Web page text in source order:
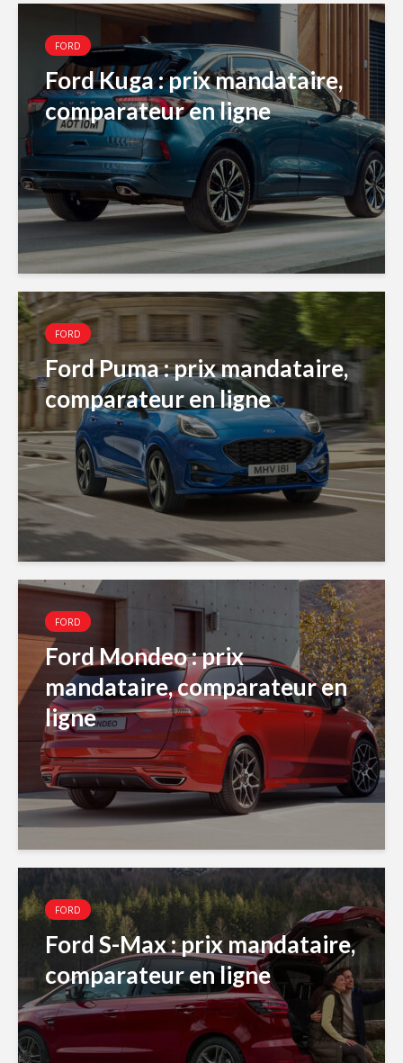
FORD
Ford Kuga : prix mandataire,
comparateur en ligne
FORD
Ford Puma : prix mandataire,
comparateur en ligne
FORD
Ford Mondeo : prix
mandataire, comparateur en
ligne
FORD
Ford S-Max : prix mandataire,
comparateur en ligne